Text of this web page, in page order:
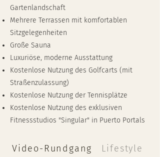
Gartenlandschaft
Mehrere Terrassen mit komfortablen
Sitzgelegenheiten
Große Sauna
Luxuriöse, moderne Ausstattung
Kostenlose Nutzung des Golfcarts (mit
Straßenzulassung)
Kostenlose Nutzung der Tennisplätze
Kostenlose Nutzung des exklusiven
Fitnessstudios "Singular" in Puerto Portals
Video-Rundgang Lifestyle